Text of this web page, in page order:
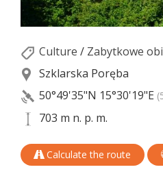
Culture / Zabytkowe
Szklarska Poręba
50°49'35"N 15°30'19"E
703 m n. p. m.
Calculate the route